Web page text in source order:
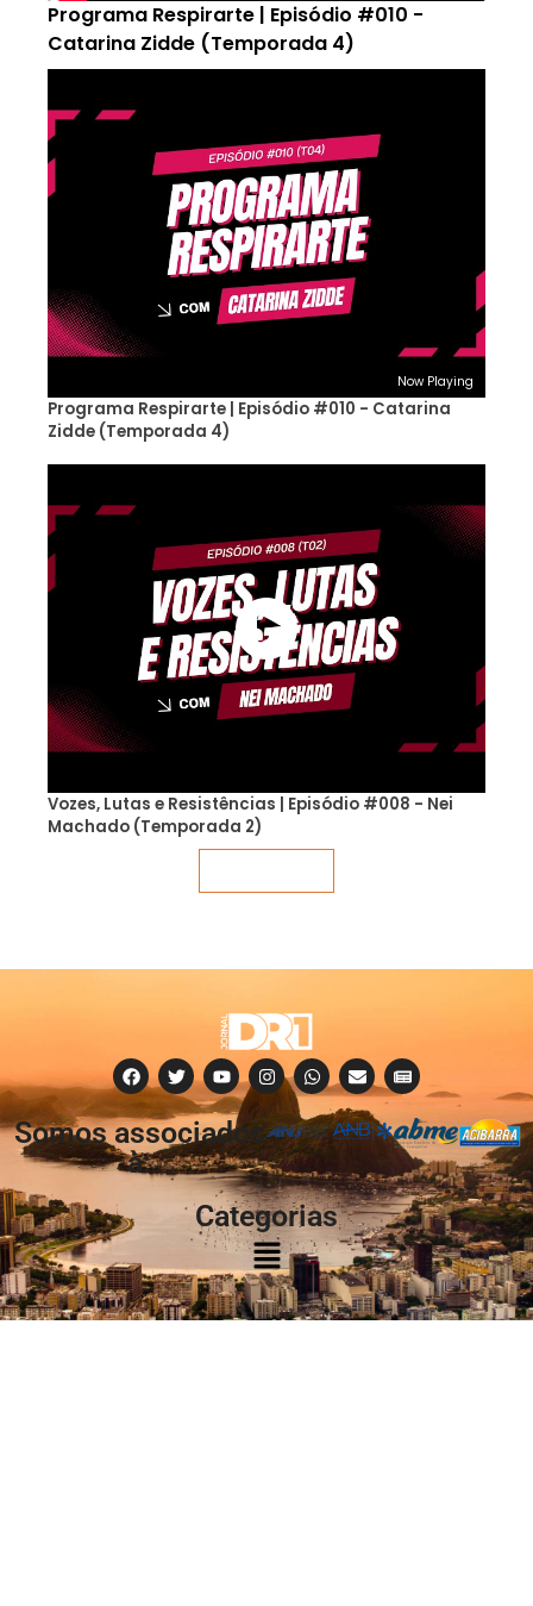
Programa Respirarte | Episódio #010 -
Catarina Zidde (Temporada 4)
Now Playing
Programa Respirarte | Episódio #010 - Catarina
Zidde (Temporada 4)
Vozes, Lutas e Resistências | Episódio #008 - Nei
Machado (Temporada 2)
Somos associados
à:
Categorias